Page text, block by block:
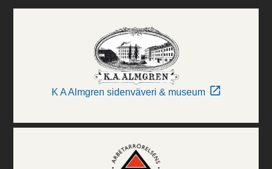
K A Almgren sidenväveri & museum